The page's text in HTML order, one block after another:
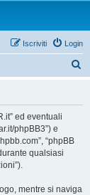
Login
Iscriviti
ed eventuali
phpBB3”) e
“phpBB
qualsiasi
mentre si naviga